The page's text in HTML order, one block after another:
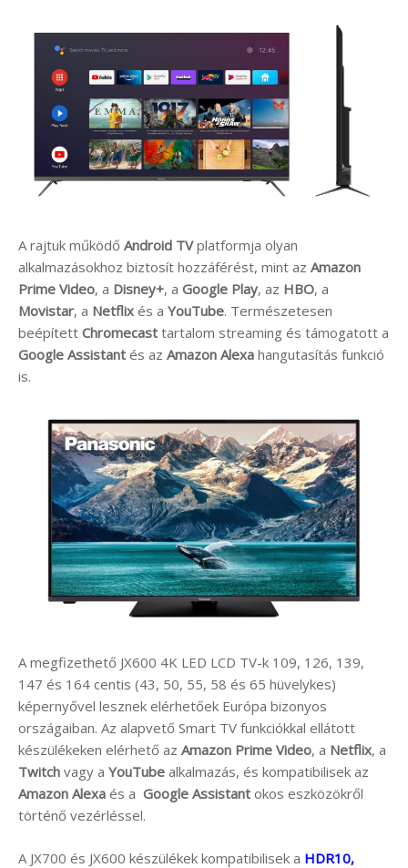
A rajtuk működő Android TVplatformja olyan
alkalmazásokhoz biztosít hozzáférést, mint az Amazon
Prime Video, a Disney+, a Google Play, az HBO, a
Movistar, a Netflixés a YouTube. Természetesen
beépített Chromecast tartalom streaming és támogatott a
Google Assistant és az Amazon Alexa hangutasítás funkció
is.
A megfizethető JX600 4K LED LCD TV-k 109, 126, 139,
147 és 164 centis (43, 50, 55, 58 és 65 hüvelykes)
képernyővel lesznek elérhetőek Európa bizonyos
országaiban. Az alapvető Smart TV funkciókkal ellátott
készülékeken elérhető az Amazon Prime Video, a Netflix, a
Twitch vagy a YouTube alkalmazás, és kompatibilisek az
Amazon Alexa és a Google Assistant okos eszközökről
történő vezérléssel.
A JX700 és JX600 készülékek kompatibilisek a HDR10,